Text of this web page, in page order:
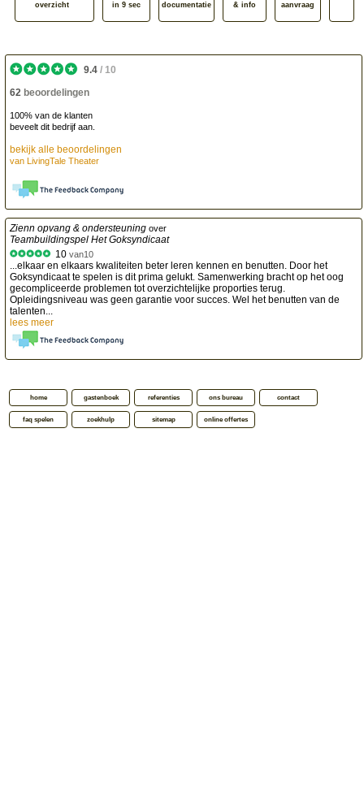
overzicht
in 9 sec
documentatie
& info
aanvraag
9.4 / 10
62 beoordelingen
100% van de klanten
beveelt dit bedrijf aan.
bekijk alle beoordelingen
van LivingTale Theater
Zienn opvang & ondersteuning over
Teambuildingspel Het Goksyndicaat
10van10
...elkaar en elkaars kwaliteiten beter leren kennen en benutten. Door het
Goksyndicaat te spelen is dit prima gelukt. Samenwerking bracht op het oog
gecompliceerde problemen tot overzichtelijke proporties terug.
Opleidingsniveau was geen garantie voor succes. Wel het benutten van de
talenten...
lees meer
home gastenboek referenties ons bureau contact
faq spelen zoekhulp sitemap online offertes